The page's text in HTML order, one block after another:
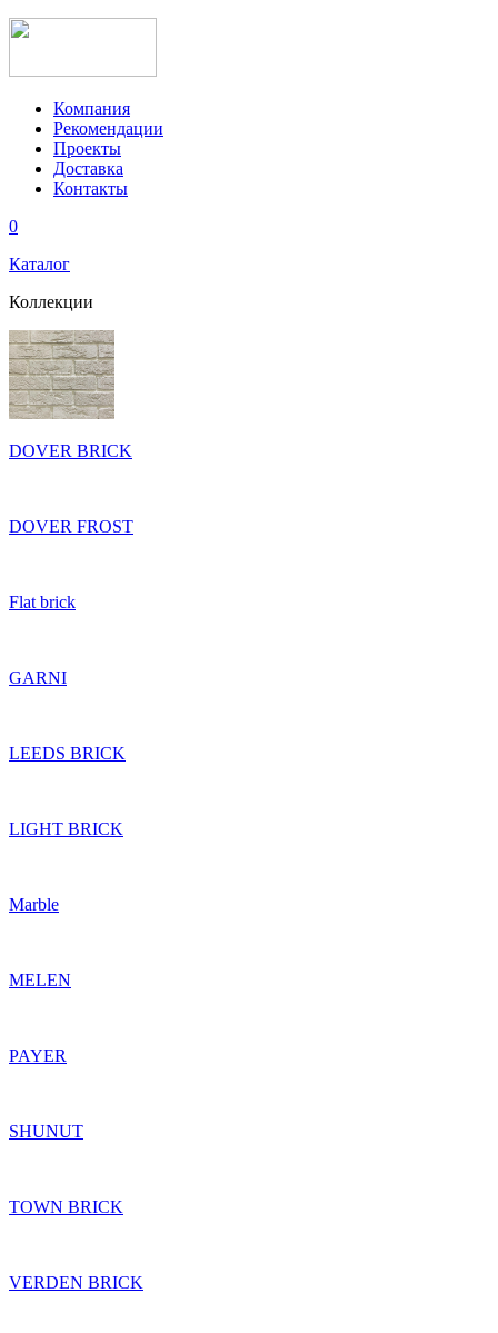
Компания
Рекомендации
Проекты
Доставка
Контакты
0
Каталог
Коллекции
DOVER BRICK
DOVER FROST
Flat brick
GARNI
LEEDS BRICK
LIGHT BRICK
Marble
MELEN
PAYER
SHUNUT
TOWN BRICK
VERDEN BRICK